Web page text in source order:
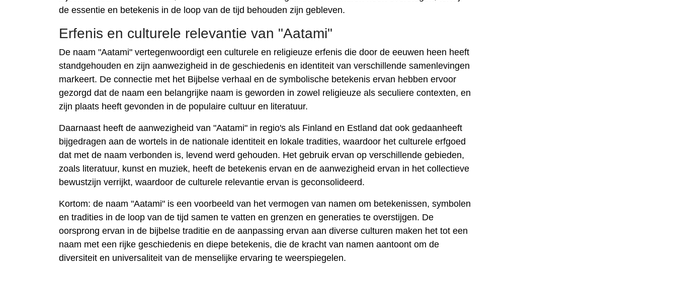
de essentie en betekenis in de loop van de tijd behouden zijn gebleven.
Erfenis en culturele relevantie van "Aatami"
De naam "Aatami" vertegenwoordigt een culturele en religieuze erfenis die door de eeuwen heen heeft
standgehouden en zijn aanwezigheid in de geschiedenis en identiteit van verschillende samenlevingen
markeert. De connectie met het Bijbelse verhaal en de symbolische betekenis ervan hebben ervoor
gezorgd dat de naam een ​​belangrijke naam is geworden in zowel religieuze als seculiere contexten, en
zijn plaats heeft gevonden in de populaire cultuur en literatuur.
Daarnaast heeft de aanwezigheid van "Aatami" in regio's als Finland en Estland dat ook gedaanheeft
bijgedragen aan de wortels in de nationale identiteit en lokale tradities, waardoor het culturele erfgoed
dat met de naam verbonden is, levend werd gehouden. Het gebruik ervan op verschillende gebieden,
zoals literatuur, kunst en muziek, heeft de betekenis ervan en de aanwezigheid ervan in het collectieve
bewustzijn verrijkt, waardoor de culturele relevantie ervan is geconsolideerd.
Kortom: de naam "Aatami" is een voorbeeld van het vermogen van namen om betekenissen, symbolen
en tradities in de loop van de tijd samen te vatten en grenzen en generaties te overstijgen. De
oorsprong ervan in de bijbelse traditie en de aanpassing ervan aan diverse culturen maken het tot een
naam met een rijke geschiedenis en diepe betekenis, die de kracht van namen aantoont om de
diversiteit en universaliteit van de menselijke ervaring te weerspiegelen.